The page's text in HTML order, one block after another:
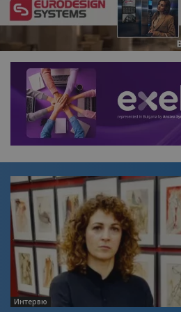
Интервю
Име
is_visitor_unique
is_unique
_ga_WXPDN4HSCV
_ga_FK650GXHRZ
_ga